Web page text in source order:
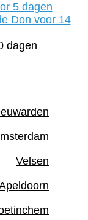
5 dagen
Don voor 14
dagen
Velsen